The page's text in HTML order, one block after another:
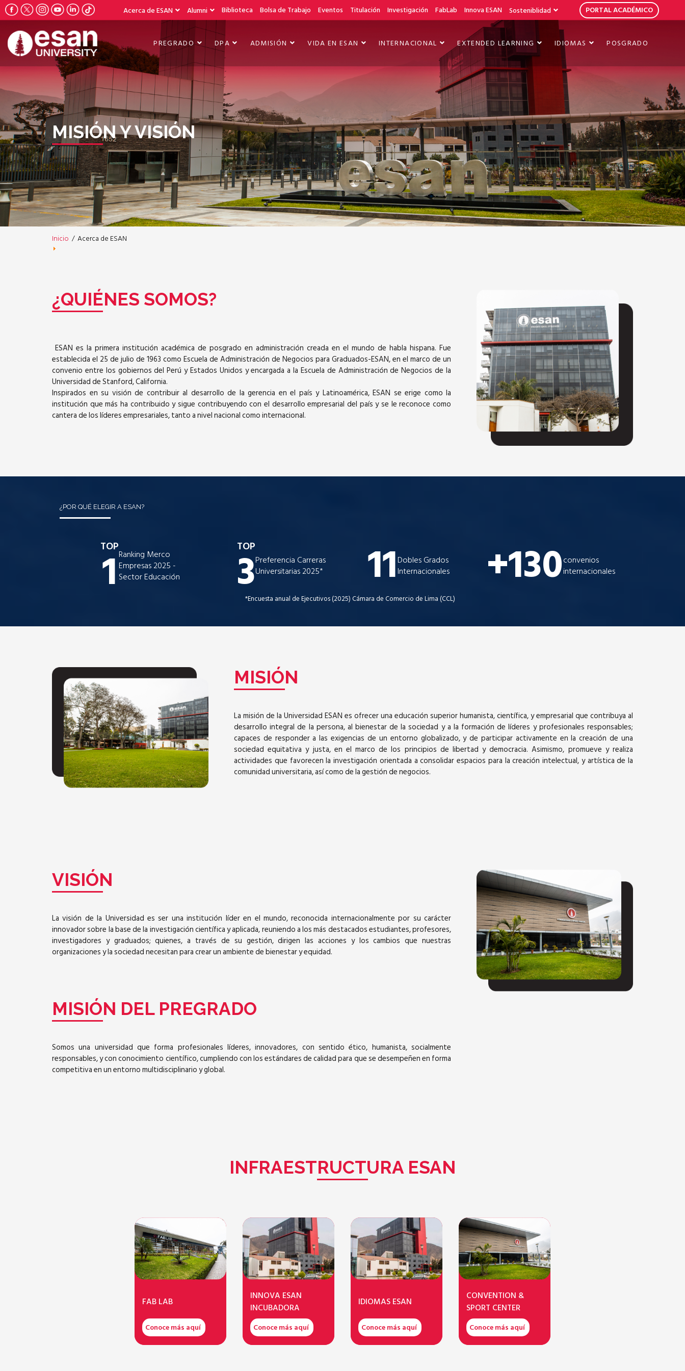
Acerca de ESAN Alumni Biblioteca Bolsa de Trabajo Eventos Titulación Investigación FabLab Innova ESAN Sosteniblidad PORTAL ACADÉMICO
PREGRADO DPA ADMISIÓN VIDA EN ESAN INTERNACIONAL EXTENDED LEARNING IDIOMAS POSGRADO
MISIÓN Y VISIÓN
Inicio / Acerca de ESAN
¿QUIÉNES SOMOS?
ESAN es la primera institución académica de posgrado en administración creada en el mundo de habla hispana. Fue
establecida el 25 de julio de 1963 como Escuela de Administración de Negocios para Graduados-ESAN, en el marco de un
convenio entre los gobiernos del Perú y Estados Unidos y encargada a la Escuela de Administración de Negocios de la
Universidad de Stanford, California.
Inspirados en su visión de contribuir al desarrollo de la gerencia en el país y Latinoamérica, ESAN se erige como la
institución que más ha contribuido y sigue contribuyendo con el desarrollo empresarial del país y se le reconoce como
cantera de los líderes empresariales, tanto a nivel nacional como internacional.
¿POR QUÉ ELEGIR A ESAN?
TOP
1 Ranking Merco
Empresas 2025 -
Sector Educación
TOP
3Preferencia Carreras
Universitarias 2025*
11Dobles Grados
Internacionales
+130convenios
internacionales
*Encuesta anual de Ejecutivos (2025) Cámara de Comercio de Lima (CCL)
MISIÓN
La misión de la Universidad ESAN es ofrecer una educación superior humanista, científica, y empresarial que contribuya al
desarrollo integral de la persona, al bienestar de la sociedad y a la formación de líderes y profesionales responsables;
capaces de responder a las exigencias de un entorno globalizado, y de participar activamente en la creación de una
sociedad equitativa y justa, en el marco de los principios de libertad y democracia. Asimismo, promueve y realiza
actividades que favorecen la investigación orientada a consolidar espacios para la creación intelectual, y artística de la
comunidad universitaria, así como de la gestión de negocios.
VISIÓN
La visión de la Universidad es ser una institución líder en el mundo, reconocida internacionalmente por su carácter
innovador sobre la base de la investigación científica y aplicada, reuniendo a los más destacados estudiantes, profesores,
investigadores y graduados; quienes, a través de su gestión, dirigen las acciones y los cambios que nuestras
organizaciones y la sociedad necesitan para crear un ambiente de bienestar y equidad.
MISIÓN DEL PREGRADO
Somos una universidad que forma profesionales líderes, innovadores, con sentido ético, humanista, socialmente
responsables, y con conocimiento científico, cumpliendo con los estándares de calidad para que se desempeñen en forma
competitiva en un entorno multidisciplinario y global.
INFRAESTRUCTURA ESAN
FAB LAB
Conoce más aquí
INNOVA ESAN
INCUBADORA
Conoce más aquí
IDIOMAS ESAN
Conoce más aquí
CONVENTION &
SPORT CENTER
Conoce más aquí